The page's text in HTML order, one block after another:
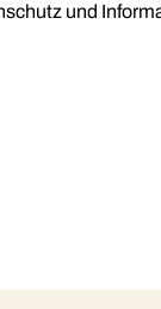
und